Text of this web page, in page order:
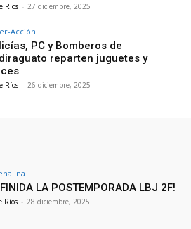
Ríos - 27 diciembre, 2025
Acción
PC y Bomberos de
reparten juguetes y
Ríos - 26 diciembre, 2025
LA POSTEMPORADA LBJ 2F!
Ríos - 28 diciembre, 2025